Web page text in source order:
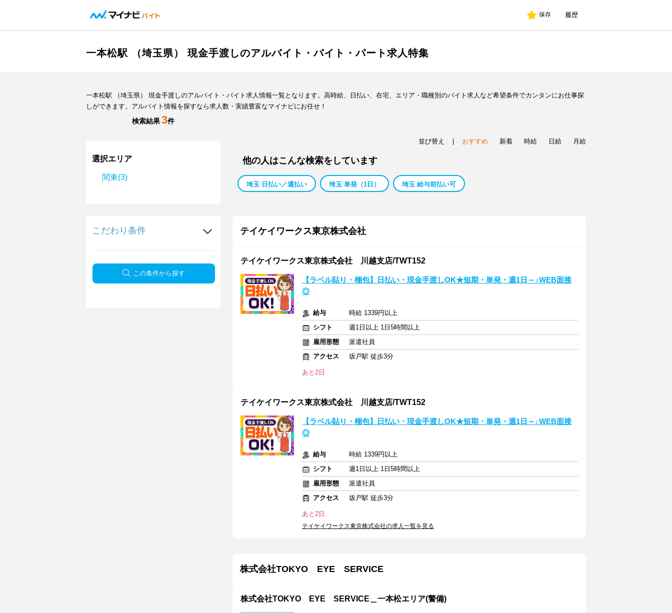
保存 履歴
一本松駅 （埼玉県） 現金手渡しのアルバイト・バイト・パート求人特集
一本松駅 （埼玉県） 現金手渡しのアルバイト・バイト求人情報一覧となります。高時給、日払い、在宅、エリア・職種別のバイト求人など希望条件でカンタンにお仕事探
しができます。アルバイト情報を探すなら求人数・実績豊富なマイナビにお任せ！
検索結果3件
選択エリア
関東(3)
こだわり条件
この条件から探す
並び替え おすすめ 新着 時給 日給 月給
他の人はこんな検索をしています
埼玉 日払い／週払い 埼玉 単発（1日） 埼玉 給与前払い可
テイケイワークス東京株式会社
テイケイワークス東京株式会社 川越支店/TWT152
【ラベル貼り・梱包】日払い・現金手渡しOK★短期・単発・週1日～♪WEB面接
◎
給与
時給 1339円以上
シフト
週1日以上 1日5時間以上
雇用形態
派遣社員
アクセス
坂戸駅 徒歩3分
あと2日
テイケイワークス東京株式会社 川越支店/TWT152
【ラベル貼り・梱包】日払い・現金手渡しOK★短期・単発・週1日～♪WEB面接
◎
給与
時給 1339円以上
シフト
週1日以上 1日5時間以上
雇用形態
派遣社員
アクセス
坂戸駅 徒歩3分
あと2日
テイケイワークス東京株式会社の求人一覧を見る
株式会社TOKYO EYE SERVICE
株式会社TOKYO EYE SERVICE＿一本松エリア(警備)